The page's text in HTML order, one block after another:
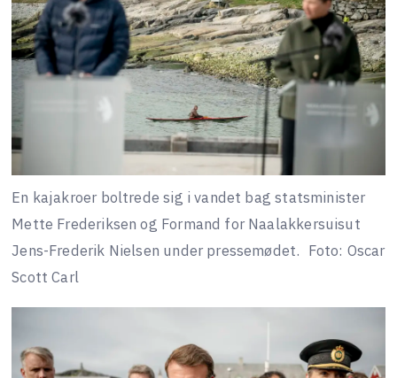
En kajakroer boltrede sig i vandet bag statsminister
Mette Frederiksen og Formand for Naalakkersuisut
Jens-Frederik Nielsen under pressemødet. Foto: Oscar
Scott Carl